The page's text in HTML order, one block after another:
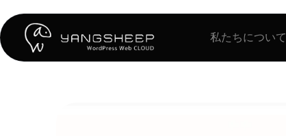
ン
テ
ン
私たちについて